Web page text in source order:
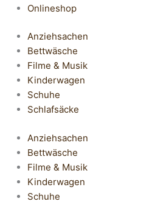
Onlineshop
Anziehsachen
Bettwäsche
Filme & Musik
Kinderwagen
Schuhe
Schlafsäcke
Anziehsachen
Bettwäsche
Filme & Musik
Kinderwagen
Schuhe